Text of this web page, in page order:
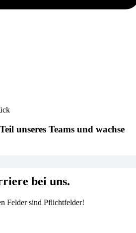
unseres Teams und wachse
bei uns.
Felder sind Pflichtfelder!